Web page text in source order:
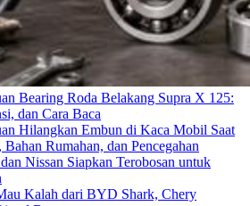
Bearing Roda Belakang Supra X 125:
dan Cara Baca
Hilangkan Embun di Kaca Mobil Saat
Rumahan, dan Pencegahan
Nissan Siapkan Terobosan untuk
Kalah dari BYD Shark, Chery